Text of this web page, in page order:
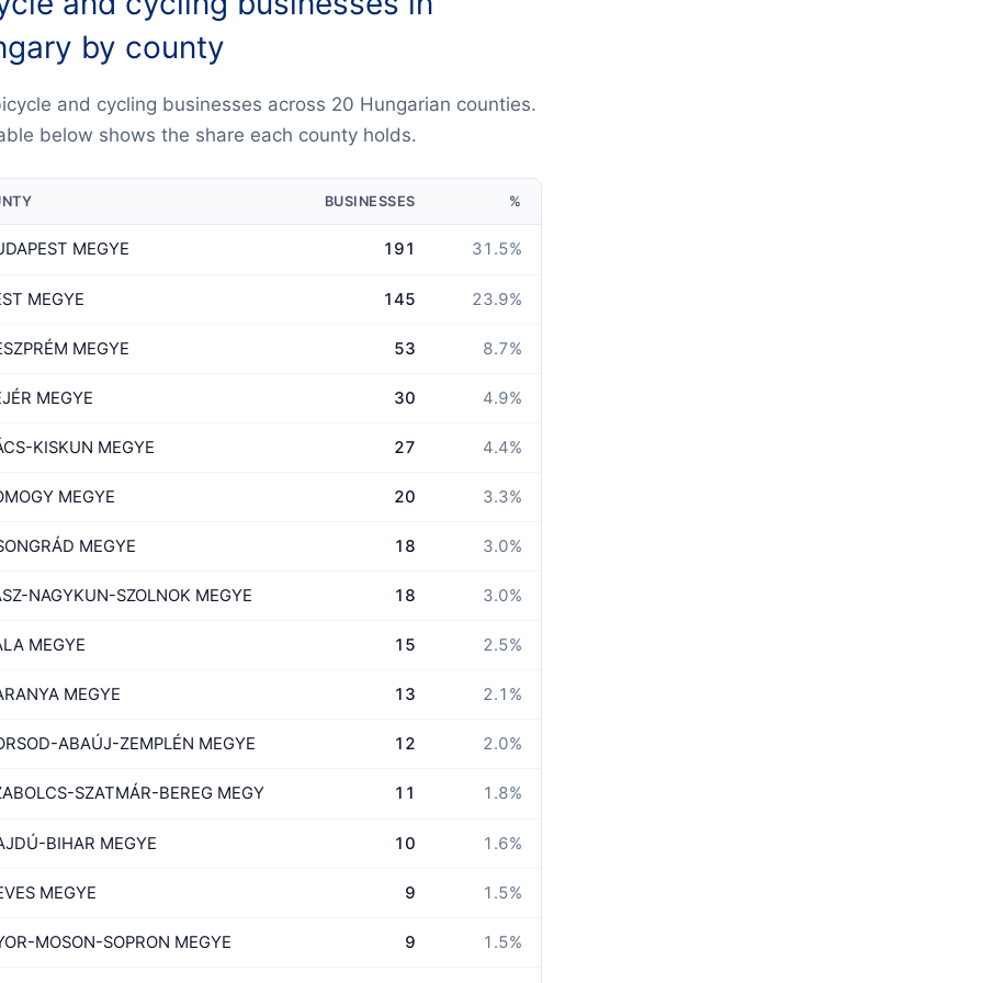
by county
and cycling businesses across 20 Hungarian counties.
below shows the share each county holds.
BUSINESSES %
MEGYE 191 31.5%
MEGYE 145 23.9%
MEGYE 53 8.7%
MEGYE 30 4.9%
KISKUN MEGYE 27 4.4%
MEGYE 20 3.3%
MEGYE 18 3.0%
NAGYKUN-SZOLNOK MEGYE 18 3.0%
MEGYE 15 2.5%
MEGYE 13 2.1 %
ABAÚJ-ZEMPLÉN MEGYE 12 2.0%
SZATMÁR-BEREG MEGYE 11 1.8%
BIHAR MEGYE 10 1.6%
MEGYE 9 1.5%
MOSON-SOPRON MEGYE 9 1.5%